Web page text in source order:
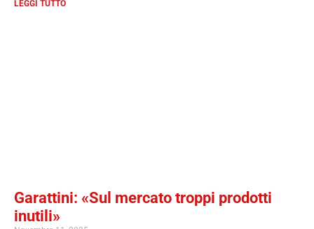
LEGGI TUTTO
Garattini: «Sul mercato troppi prodotti
inutili»